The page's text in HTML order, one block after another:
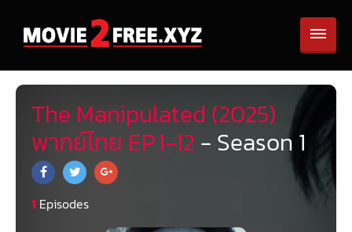
The Manipulated (2025)
พากย์ไทย EP.1-12 - Season 1
1 Episodes